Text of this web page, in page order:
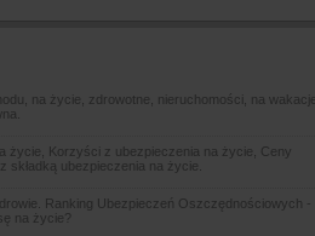
na życie, zdrowotne, nieruchomości, na wakacje,
życie, Korzyści z ubezpieczenia na życie, Ceny
ubezpieczenia na życie.
Ranking Ubezpieczeń Oszczędnościowych -
na życie?